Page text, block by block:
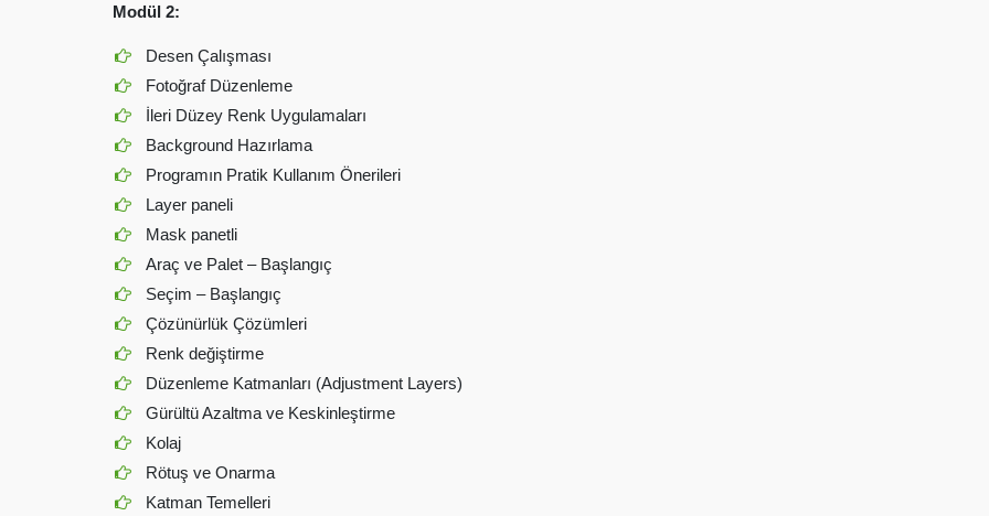
Modül 2:
Desen Çalışması
Fotoğraf Düzenleme
İleri Düzey Renk Uygulamaları
Background Hazırlama
Programın Pratik Kullanım Önerileri
Layer paneli
Mask panetli
Araç ve Palet – Başlangıç
Seçim – Başlangıç
Çözünürlük Çözümleri
Renk değiştirme
Düzenleme Katmanları (Adjustment Layers)
Gürültü Azaltma ve Keskinleştirme
Kolaj
Rötuş ve Onarma
Katman Temelleri